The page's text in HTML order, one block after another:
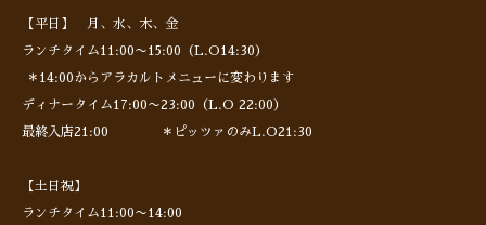
【平日】 月、水、木、金
ランチタイム11:00〜15:00（L.O14:30）
＊14:00からアラカルトメニューに変わります
ディナータイム17:00〜23:00（L.O 22:00）
最終入店21:00 ＊ピッツァのみL.O21:30
【土日祝】
ランチタイム11:00〜14:00